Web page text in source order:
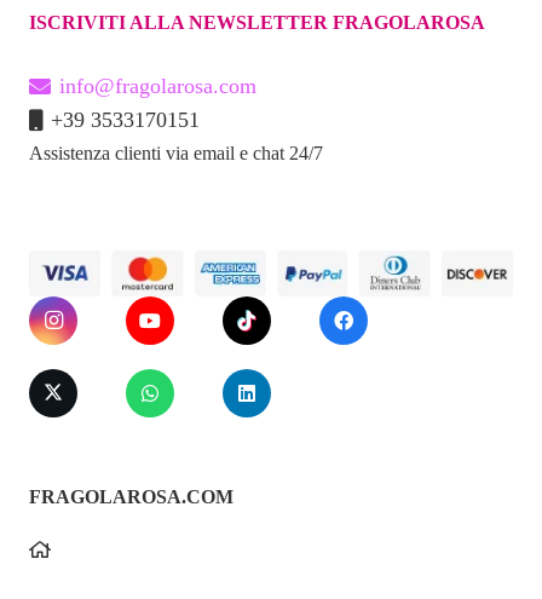
ISCRIVITI ALLA NEWSLETTER FRAGOLAROSA
info@fragolarosa.com
+39 3533170151
Assistenza clienti via email e chat 24/7
FRAGOLAROSA.COM